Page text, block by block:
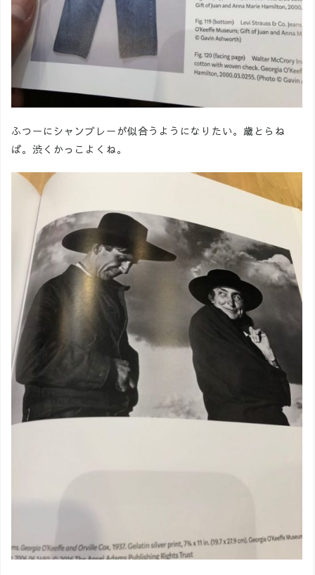
ふつーにシャンブレーが似合うようになりたい。歳とらね
ば。渋くかっこよくね。